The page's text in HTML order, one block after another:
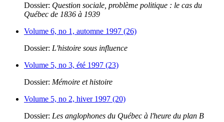
Dossier: Question sociale, problème politique : le cas du
Québec de 1836 à 1939
Volume 6, no 1, automne 1997 (26)
Dossier: L'histoire sous influence
Volume 5, no 3, été 1997 (23)
Dossier: Mémoire et histoire
Volume 5, no 2, hiver 1997 (20)
Dossier: Les anglophones du Québec à l'heure du plan B